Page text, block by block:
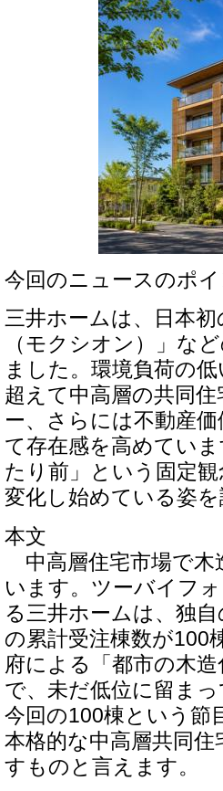
今回のニュースのポイ
三井ホームは、日本
（モクシオン）」な
ました。環境負荷の
超えて中高層の共同
ー、さらには不動産
て存在感を高めてい
たり前」という固定
変化し始めている姿を
本文
中高層住宅市場で木
います。ツーバイフ
る三井ホームは、独
の累計受注棟数が100
府による「都市の木
で、未だ低位に留ま
今回の100棟という節
本格的な中高層共同
すものと言えます。